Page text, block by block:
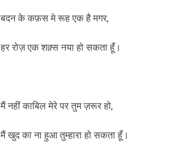
बदन के कफ़स मे रूह एक है मगर,
हर रोज़ एक शक़्स नया हो सकता हूँ।
मैं नहीं काबिल मेरे पर तुम ज़रूर हो,
मैं खुद का ना हुआ तुम्हारा हो सकता हूँ।